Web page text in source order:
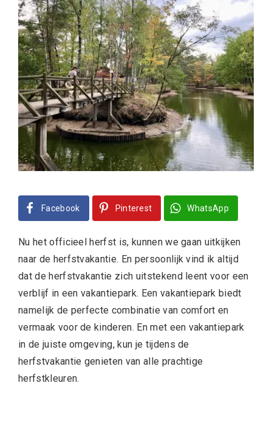
Facebook Pinterest WhatsApp
Nu het officieel herfst is, kunnen we gaan uitkijken
naar de herfstvakantie. En persoonlijk vind ik altijd
dat de herfstvakantie zich uitstekend leent voor een
verblijf in een vakantiepark. Een vakantiepark biedt
namelijk de perfecte combinatie van comfort en
vermaak voor de kinderen. En met een vakantiepark
in de juiste omgeving, kun je tijdens de
herfstvakantie genieten van alle prachtige
herfstkleuren.